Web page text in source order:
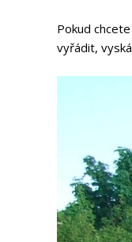
Pokud
vyřádit,